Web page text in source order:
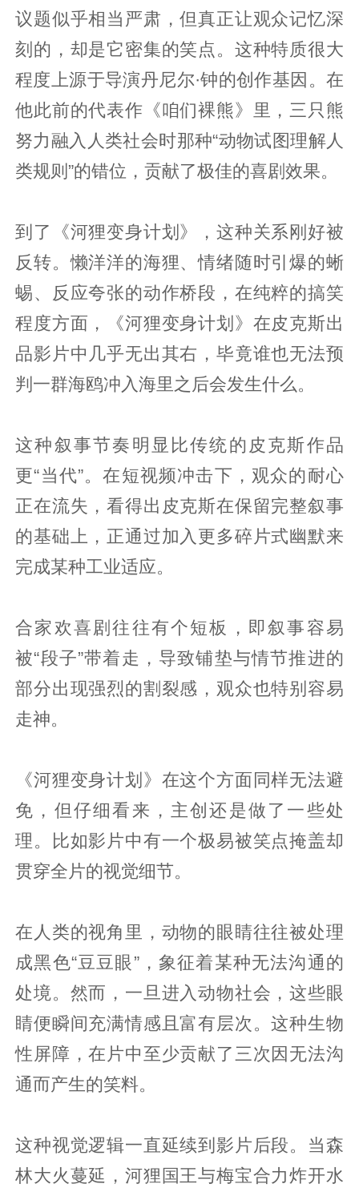
议题似乎相当严肃，但真正让观众记忆深
刻的，却是它密集的笑点。这种特质很大
程度上源于导演丹尼尔·钟的创作基因。在
他此前的代表作《咱们裸熊》里，三只熊
努力融入人类社会时那种“动物试图理解人
类规则”的错位，贡献了极佳的喜剧效果。
到了《河狸变身计划》，这种关系刚好被
反转。懒洋洋的海狸、情绪随时引爆的蜥
蜴、反应夸张的动作桥段，在纯粹的搞笑
程度方面，《河狸变身计划》在皮克斯出
品影片中几乎无出其右，毕竟谁也无法预
判一群海鸥冲入海里之后会发生什么。
这种叙事节奏明显比传统的皮克斯作品
更“当代”。在短视频冲击下，观众的耐心
正在流失，看得出皮克斯在保留完整叙事
的基础上，正通过加入更多碎片式幽默来
完成某种工业适应。
合家欢喜剧往往有个短板，即叙事容易
被“段子”带着走，导致铺垫与情节推进的
部分出现强烈的割裂感，观众也特别容易
走神。
《河狸变身计划》在这个方面同样无法避
免，但仔细看来，主创还是做了一些处
理。比如影片中有一个极易被笑点掩盖却
贯穿全片的视觉细节。
在人类的视角里，动物的眼睛往往被处理
成黑色“豆豆眼”，象征着某种无法沟通的
处境。然而，一旦进入动物社会，这些眼
睛便瞬间充满情感且富有层次。这种生物
性屏障，在片中至少贡献了三次因无法沟
通而产生的笑料。
这种视觉逻辑一直延续到影片后段。当森
林大火蔓延，河狸国王与梅宝合力炸开水